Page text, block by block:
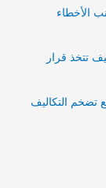
الأخطاء
تتخذ قرار
تضخم التكاليف